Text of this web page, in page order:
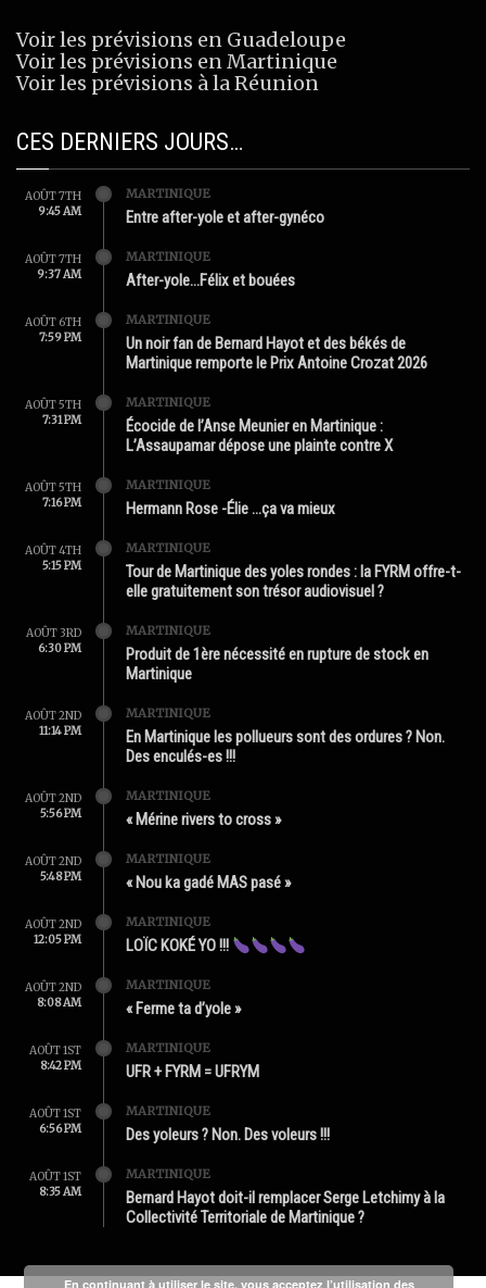
Voir les prévisions en Guadeloupe
Voir les prévisions en Martinique
Voir les prévisions à la Réunion
CES DERNIERS JOURS…
AOÛT 7TH
9:45 AM
MARTINIQUE
Entre after-yole et after-gynéco
AOÛT 7TH
9:37 AM
MARTINIQUE
After-yole…Félix et bouées
AOÛT 6TH
7:59 PM
MARTINIQUE
Un noir fan de Bernard Hayot et des békés de
Martinique remporte le Prix Antoine Crozat 2026
AOÛT 5TH
7:31 PM
MARTINIQUE
Écocide de l’Anse Meunier en Martinique :
L’Assaupamar dépose une plainte contre X
AOÛT 5TH
7:16 PM
MARTINIQUE
Hermann Rose -Élie …ça va mieux
AOÛT 4TH
5:15 PM
MARTINIQUE
Tour de Martinique des yoles rondes : la FYRM offre-t-
elle gratuitement son trésor audiovisuel ?
AOÛT 3RD
6:30 PM
MARTINIQUE
Produit de 1ère nécessité en rupture de stock en
Martinique
AOÛT 2ND
11:14 PM
MARTINIQUE
En Martinique les pollueurs sont des ordures ? Non.
Des enculés-es !!!
AOÛT 2ND
5:56 PM
MARTINIQUE
« Mérine rivers to cross »
AOÛT 2ND
5:48 PM
MARTINIQUE
« Nou ka gadé MAS pasé »
AOÛT 2ND
12:05 PM
MARTINIQUE
LOÏC KOKÉ YO !!!
AOÛT 2ND
8:08 AM
MARTINIQUE
« Ferme ta d’yole »
AOÛT 1ST
8:42 PM
MARTINIQUE
UFR + FYRM = UFRYM
AOÛT 1ST
6:56 PM
MARTINIQUE
Des yoleurs ? Non. Des voleurs !!!
AOÛT 1ST
8:35 AM
MARTINIQUE
Bernard Hayot doit-il remplacer Serge Letchimy à la
Collectivité Territoriale de Martinique ?
En continuant à utiliser le site, vous acceptez l’utilisation des